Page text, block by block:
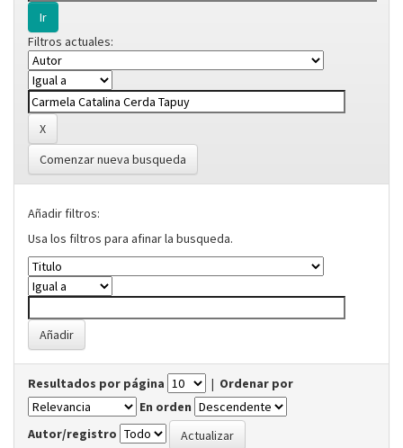
Filtros actuales:
Comenzar nueva busqueda
Añadir filtros:
Usa los filtros para afinar la busqueda.
Resultados por página | Ordenar por
En orden
Autor/registro